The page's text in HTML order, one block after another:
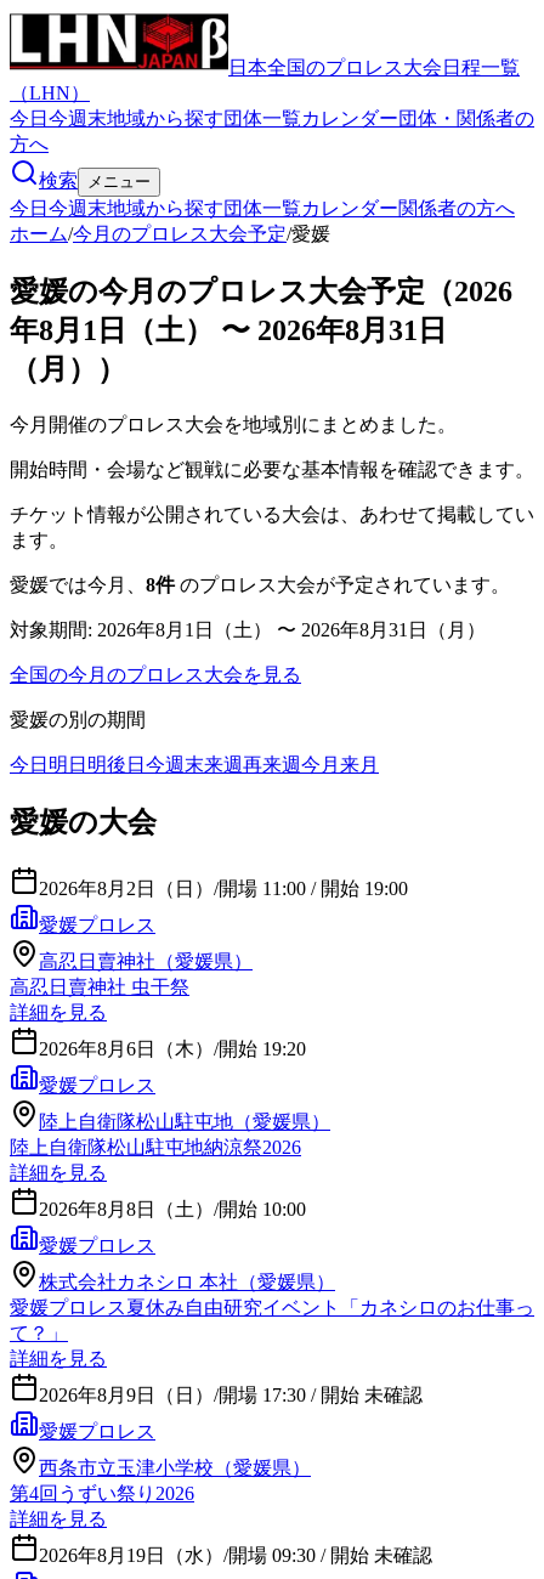
日本全国のプロレス大会日程一覧
（LHN）
今日 今週末地域から探す団体一覧カレンダー団体・関係者の
方へ
検索
メニュー
今日 今週末地域から探す団体一覧カレンダー関係者の方へ
ホーム/今月のプロレス大会予定/愛媛
愛媛の今月のプロレス大会予定（2026
年8月1日（土） 〜 2026年8月31日
（月））
今月開催のプロレス大会を地域別にまとめました。
開始時間・会場など観戦に必要な基本情報を確認できます。
チケット情報が公開されている大会は、あわせて掲載してい
ます。
愛媛では今月、 8件のプロレス大会が予定されています。
対象期間: 2026年8月1日（土） 〜 2026年8月31日（月）
全国の今月のプロレス大会を見る
愛媛の別の期間
今日 明日 明後日 今週末来週再来週今月 来月
愛媛の大会
2026年8月2日（日） /開場 11:00 / 開始 19:00
愛媛プロレス
高忍日賣神社（愛媛県）
高忍日賣神社 虫干祭
詳細を見る
2026年8月6日（木） /開始 19:20
愛媛プロレス
陸上自衛隊松山駐屯地（愛媛県）
陸上自衛隊松山駐屯地納涼祭2026
詳細を見る
2026年8月8日（土） /開始 10:00
愛媛プロレス
株式会社カネシロ 本社（愛媛県）
愛媛プロレス夏休み自由研究イベント「カネシロのお仕事っ
て？」
詳細を見る
2026年8月9日（日） /開場 17:30 / 開始 未確認
愛媛プロレス
西条市立玉津小学校（愛媛県）
第4回うずい祭り2026
詳細を見る
2026年8月19日（水） /開場 09:30 / 開始 未確認